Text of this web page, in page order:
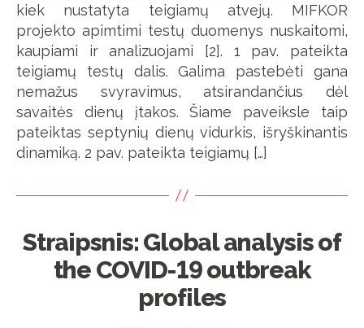
kiek nustatyta teigiamų atvejų. MIFKOR
projekto apimtimi testų duomenys nuskaitomi,
kaupiami ir analizuojami [2]. 1 pav. pateikta
teigiamų testų dalis. Galima pastebėti gana
nemažus svyravimus, atsirandančius dėl
savaitės dienų įtakos. Šiame paveiksle taip
pateiktas septynių dienų vidurkis, išryškinantis
dinamiką. 2 pav. pateikta teigiamų […]
Straipsnis: Global analysis of
the COVID-19 outbreak
profiles